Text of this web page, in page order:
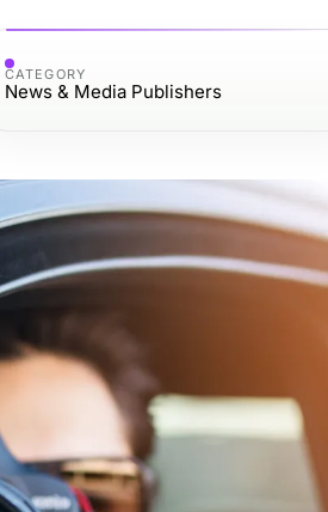
CATEGORY
News & Media Publishers